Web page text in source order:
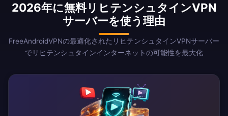
2026年に無料リヒテンシュタインVPN
サーバーを使う理由
FreeAndroidVPNの最適化されたリヒテンシュタインVPNサーバー
でリヒテンシュタインインターネットの可能性を最大化